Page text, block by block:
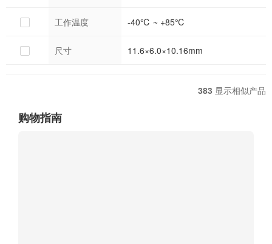
工作温度 -40℃ ~ +85℃
尺寸 11.6×6.0×10.16mm
383 显示相似产品
购物指南